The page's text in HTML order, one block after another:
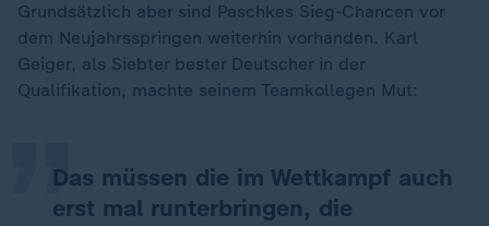
Grundsätzlich aber sind Paschkes Sieg-Chancen vor
dem Neujahrsspringen weiterhin vorhanden. Karl
Geiger, als Siebter bester Deutscher in der
Qualifikation, machte seinem Teamkollegen Mut:
Das müssen die im Wettkampf auch
erst mal runterbringen, die
„